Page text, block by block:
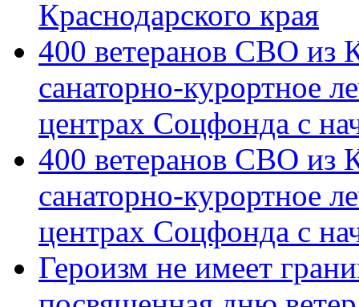
Краснодарского края
400 ветеранов СВО из
санаторно-курортное
центрах Соцфонда с
400 ветеранов СВО из
санаторно-курортное
центрах Соцфонда с
Героизм не имеет